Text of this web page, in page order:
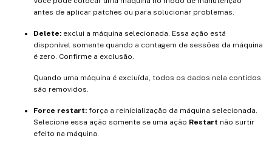
antes de aplicar patches ou para solucionar problemas.
Delete: exclui a máquina selecionada. Essa ação está
disponível somente quando a contagem de sessões da máquina
é zero. Confirme a exclusão.
Quando uma máquina é excluída, todos os dados nela contidos
são removidos.
Force restart: força a reinicialização da máquina selecionada.
Selecione essa ação somente se uma ação Restart não surtir
efeito na máquina.